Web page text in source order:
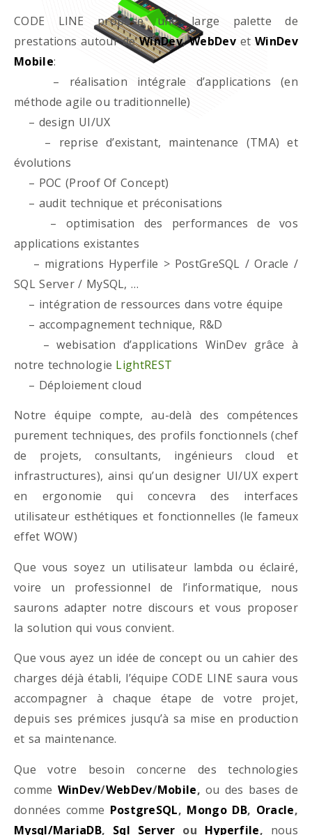
CODE LINE propose une large palette de
prestations autour deWinDev,WebDevet WinDev
Mobile:
– réalisation intégrale d’applications (en
méthode agile ou traditionnelle)
– design UI/UX
– reprise d’existant, maintenance (TMA) et
évolutions
– POC (Proof Of Concept)
– audit technique et préconisations
– optimisation des performances de vos
applications existantes
– migrations Hyperfile > PostGreSQL / Oracle /
SQL Server / MySQL, …
– intégration de ressources dans votre équipe
– accompagnement technique, R&D
– webisation d’applications WinDev grâce à
notre technologie LightREST
– Déploiement cloud
Notre équipe compte, au-delà des compétences
purement techniques, des profils fonctionnels (chef
de projets, consultants, ingénieurs cloud et
infrastructures), ainsi qu’un designer UI/UX expert
en ergonomie qui concevra des interfaces
utilisateur esthétiques et fonctionnelles (le fameux
effet WOW)
Que vous soyez un utilisateur lambda ou éclairé,
voire un professionnel de l’informatique, nous
saurons adapter notre discours et vous proposer
la solution qui vous convient.
Que vous ayez un idée de concept ou un cahier des
charges déjà établi, l’équipe CODE LINE saura vous
accompagner à chaque étape de votre projet,
depuis ses prémices jusqu’à sa mise en production
et sa maintenance.
Que votre besoin concerne des technologies
comme WinDev/WebDev/Mobile, ou des bases de
données comme PostgreSQL, Mongo DB, Oracle,
Mysql/MariaDB, Sql Server ou Hyperfile, nous